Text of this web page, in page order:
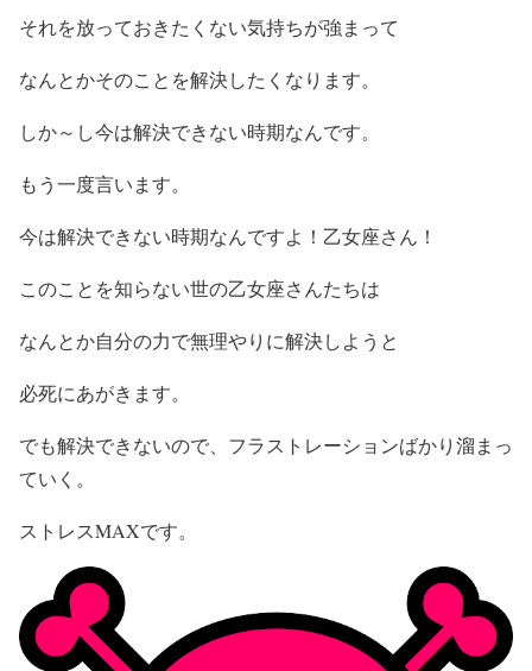
それを放っておきたくない気持ちが強まって
なんとかそのことを解決したくなります。
しか～し今は解決できない時期なんです。
もう一度言います。
今は解決できない時期なんですよ！乙女座さん！
このことを知らない世の乙女座さんたちは
なんとか自分の力で無理やりに解決しようと
必死にあがきます。
でも解決できないので、フラストレーションばかり溜まっ
ていく。
ストレスMAXです。